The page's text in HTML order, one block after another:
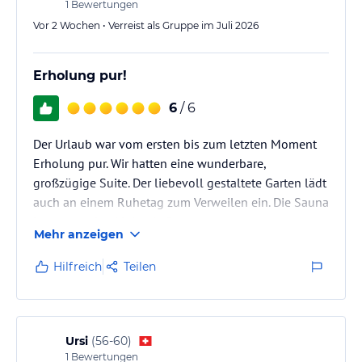
Die Heimspitze ist mehr. Mehr als ein gemütlicher Schlafplatz.
feine Wellnessbereich und die unvergleichliche Natur. Als
Sahnehäubchen obendrauf heißen wir Sie mit herzlicher
Gastfreundschaft und einem ehrlichen Lächeln willkommen.
und unsere Heimat Gargellen im Montafon. Unsere Leidenschaft ist
das Gastgebersein. Unsere Freude ist das Urlaubsglück unserer
Gäste.
Allgemeine und unverbindliche
Hoteliers-/Veranstalter-/Kataloginformationen. Alle Angaben
ohne Gewähr und ohne Prüfung durch HolidayCheck. Bitte
lies vor der Buchung die verbindlichen
des
jeweiligen Veranstalters.
1 Bewertungen
Vor 2 Wochen • Verreist als Gruppe im Juli 2026
Erholung pur!
6 / 6
Der Urlaub war vom ersten bis zum letzten Moment
Erholung pur. Wir hatten eine wunderbare,
großzügige Suite. Der liebevoll gestaltete Garten lädt
auch an einem Ruhetag zum Verweilen ein. Die Sauna
Mehr anzeigen
Hilfreich Teilen
Ursi (56-60)
1 Bewertungen